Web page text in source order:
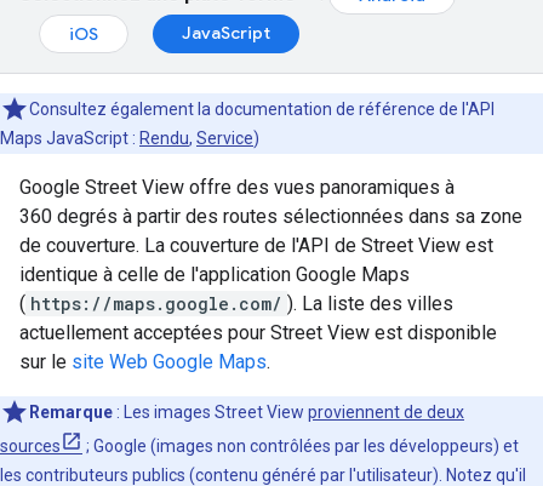
iOS
JavaScript
Consultez également la documentation de référence de l'API
Maps JavaScript : Rendu, Service)
Google Street View offre des vues panoramiques à
360 degrés à partir des routes sélectionnées dans sa zone
de couverture. La couverture de l'API de Street View est
identique à celle de l'application Google Maps
( https://maps.google.com/ ). La liste des villes
actuellement acceptées pour Street View est disponible
sur le site Web Google Maps.
Remarque : Les images Street View proviennent de deux
sources
; Google (images non contrôlées par les développeurs) et
les contributeurs publics (contenu généré par l'utilisateur). Notez qu'il